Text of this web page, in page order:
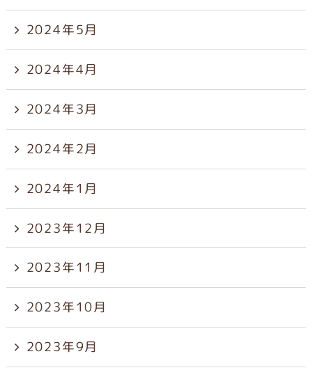
2024年5月
2024年4月
2024年3月
2024年2月
2024年1月
2023年12月
2023年11月
2023年10月
2023年9月